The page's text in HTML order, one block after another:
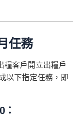
任務
糧客戶開立出糧戶
以下指定任務，即